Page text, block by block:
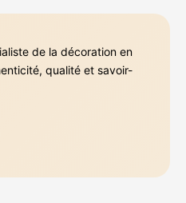
de la décoration en
qualité et savoir-